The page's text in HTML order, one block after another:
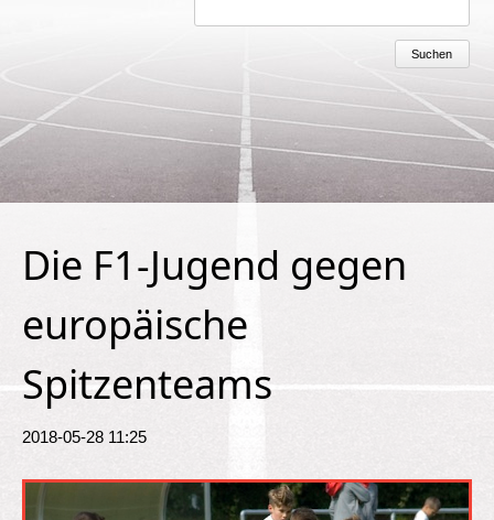
Suchen
Die F1-Jugend gegen
europäische
Spitzenteams
2018-05-28 11:25